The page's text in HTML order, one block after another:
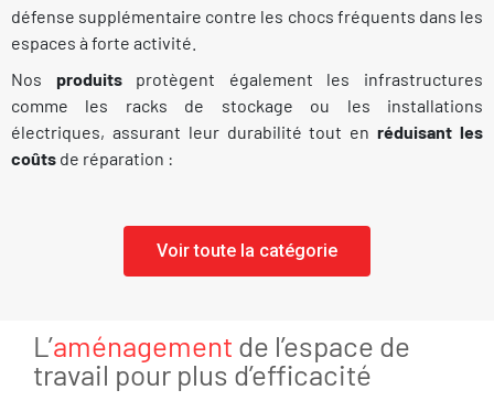
défense supplémentaire contre les chocs fréquents dans les
espaces à forte activité.
Nos produitsprotègent également les infrastructures
comme les racks de stockage ou les installations
électriques, assurant leur durabilité tout enréduisant les
coûts de réparation :
Voir toute la catégorie
L’aménagement de l’espace de
travail pour plus d’efficacité